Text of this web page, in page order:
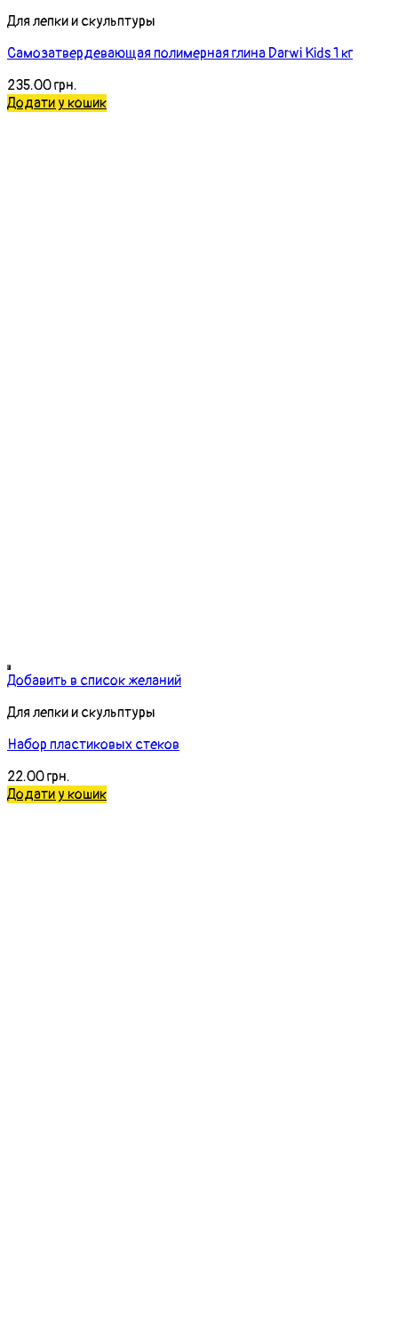
Для лепки и скульптуры
Cамозатвердевающая полимерная глина Darwi Kids 1 кг
235.00грн.
Додати у кошик
Добавить в список желаний
Для лепки и скульптуры
Набор пластиковых стеков
22.00грн.
Додати у кошик